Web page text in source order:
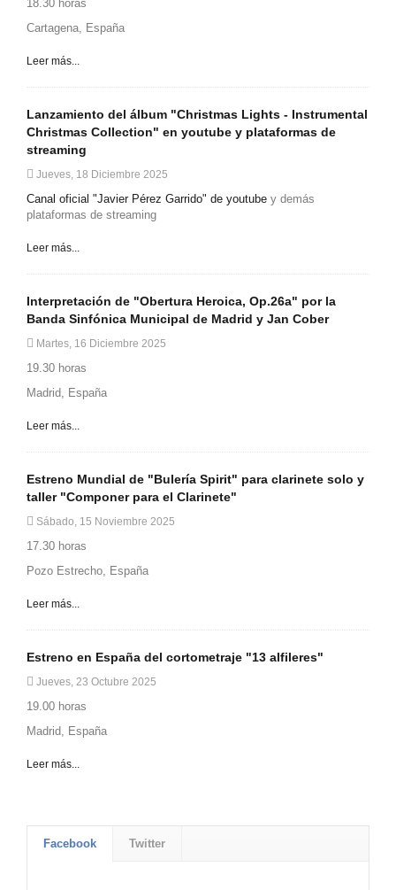
18.30 horas
Cartagena, España
Leer más...
Lanzamiento del álbum "Christmas Lights - Instrumental
Christmas Collection" en youtube y plataformas de
streaming
Jueves, 18 Diciembre 2025
Canal oficial "Javier Pérez Garrido" de youtube y demás
plataformas de streaming
Leer más...
Interpretación de "Obertura Heroica, Op.26a" por la
Banda Sinfónica Municipal de Madrid y Jan Cober
Martes, 16 Diciembre 2025
19.30 horas
Madrid, España
Leer más...
Estreno Mundial de "Bulería Spirit" para clarinete solo y
taller "Componer para el Clarinete"
Sábado, 15 Noviembre 2025
17.30 horas
Pozo Estrecho, España
Leer más...
Estreno en España del cortometraje "13 alfileres"
Jueves, 23 Octubre 2025
19.00 horas
Madrid, España
Leer más...
Facebook Twitter